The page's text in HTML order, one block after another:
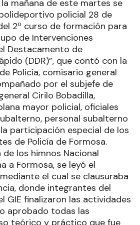
mañana de este martes se
policial 28 de
2º curso de formación para
de Intervenciones
Destacamento de
(DDR)”, que contó con la
Policía, comisario general
por el subjefe de
Cirilo Bobadilla,
mayor policial, oficiales
personal subalterno
participación especial de los
de Policía de Formosa.
los himnos Nacional
a Formosa, se leyó el
el cual se clausuraba
donde integrantes del
GIE finalizaron las actividades
aprobado todas las
teórico y práctico que fue